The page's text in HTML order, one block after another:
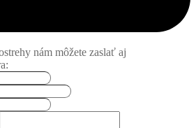
nám môžete zaslať aj